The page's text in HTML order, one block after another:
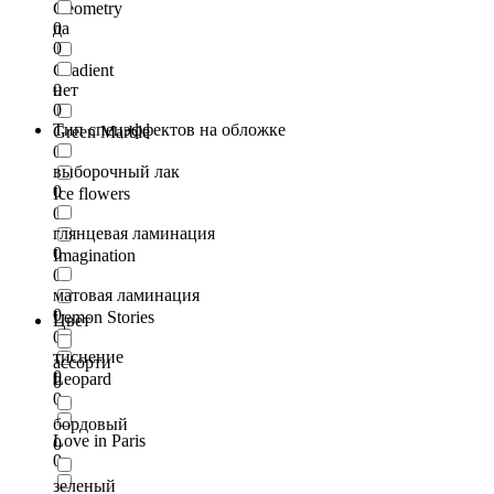
Geometry
0
Gradient
0
Green Marble
0
Ice flowers
0
Imagination
0
Lemon Stories
0
Leopard
0
Love in Paris
0
да
0
нет
0
Тип спецэффектов на обложке
выборочный лак
0
глянцевая ламинация
0
матовая ламинация
0
тиснение
0
Цвет
ассорти
0
бордовый
0
зеленый